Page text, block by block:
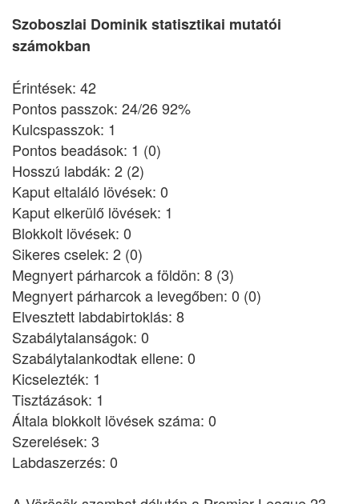
Szoboszlai Dominik statisztikai mutatói
számokban
Érintések: 42
Pontos passzok: 24/26 92%
Kulcspasszok: 1
Pontos beadások: 1 (0)
Hosszú labdák: 2 (2)
Kaput eltaláló lövések: 0
Kaput elkerülő lövések: 1
Blokkolt lövések: 0
Sikeres cselek: 2 (0)
Megnyert párharcok a földön: 8 (3)
Megnyert párharcok a levegőben: 0 (0)
Elvesztett labdabirtoklás: 8
Szabálytalanságok: 0
Szabálytalankodtak ellene: 0
Kicselezték: 1
Tisztázások: 1
Általa blokkolt lövések száma: 0
Szerelések: 3
Labdaszerzés: 0